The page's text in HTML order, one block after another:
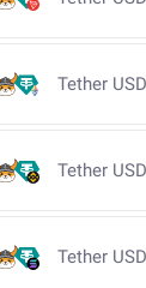
Tether
Tether
Tether